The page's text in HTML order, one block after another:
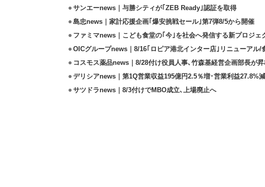
サンエーnews｜与勝シティが｢ZEB Ready｣認証を取得
島忠news｜家計応援企画｢爆安挑戦セール｣第7弾8/5から開催
ファミマnews｜こども食堂の｢今｣を社会へ発信する新プロジェ
OICグループnews｜8/16｢ロピア港北インター店｣リニューアル/
コスモス薬品news｜8/28付け役員人事､竹森基経営企画部長が
デリシアnews｜第1Q営業収益195億円2.5％増･営業利益27.8%減
サツドラnews｜8/3付けでMBO成立､上場廃止へ